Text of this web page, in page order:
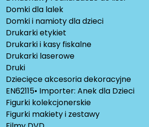
Domki dla lalek
Domki i namioty dla dzieci
Drukarki etykiet
Drukarki i kasy fiskalne
Drukarki laserowe
Druki
Dziecięce akcesoria dekoracyjne
EN62115• Importer: Anek dla Dzieci
Figurki kolekcjonerskie
Figurki makiety i zestawy